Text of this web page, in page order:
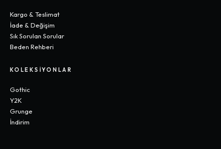
Kargo & Teslimat
İade & Değişim
Sık Sorulan Sorular
Beden Rehberi
KOLEKSIYONLAR
Gothic
Y2K
Grunge
İndirim